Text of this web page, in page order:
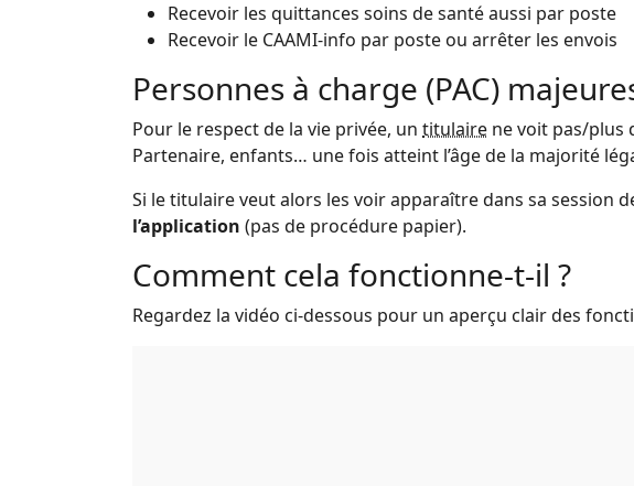
Recevoir les quittances soins de santé aussi par poste
Recevoir le CAAMI-info par poste ou arrêter les envois
Personnes à charge (PAC)
Pour le respect de la vie privée, un titulaire ne voit pas/plus
Partenaire, enfants… une fois atteint l’âge de la majorité
Si le titulaire veut alors les voir apparaître dans sa session
l’application (pas de procédure papier).
Comment cela fonctionne-t-il ?
Regardez la vidéo ci-dessous pour un aperçu clair des